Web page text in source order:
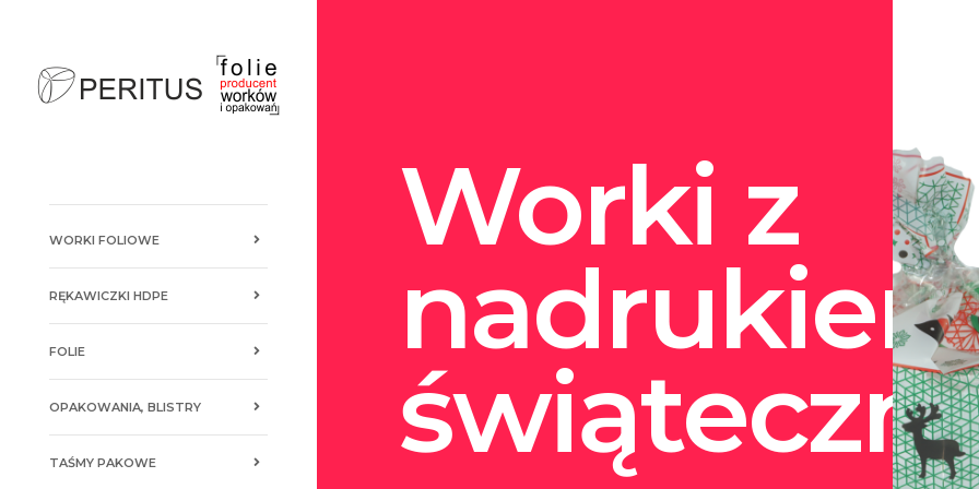
WORKI FOLIOWE
RĘKAWICZKI HDPE
FOLIE
OPAKOWANIA, BLISTRY
TAŚMY PAKOWE
Worki z